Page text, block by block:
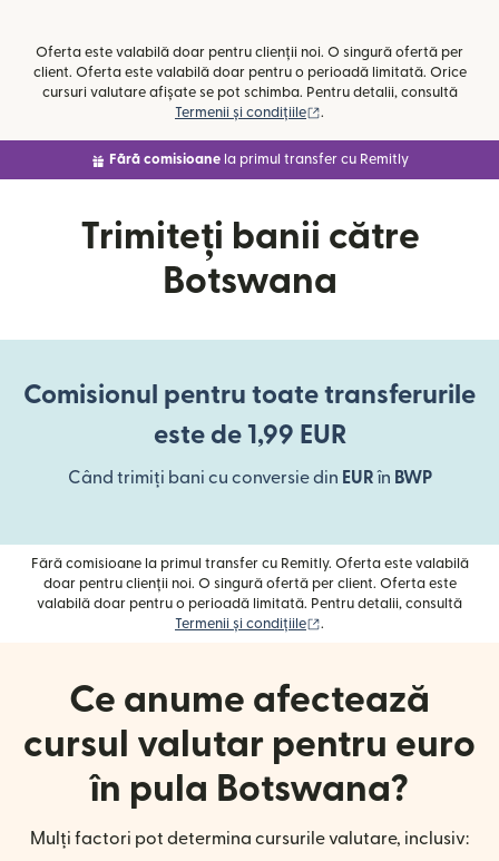
Oferta este valabilă doar pentru clienții noi. O singură ofertă per
client. Oferta este valabilă doar pentru o perioadă limitată. Orice
cursuri valutare afișate se pot schimba. Pentru detalii, consultă
Termenii și condițiile
.
Fără comisioanela primul transfer cu Remitly
Trimiteți banii către
Botswana
Comisionul pentru toate transferurile
este de 1,99 EUR
Când trimiți bani cu conversie din EURîn BWP
Fără comisioane la primul transfer cu Remitly. Oferta este valabilă
doar pentru clienții noi. O singură ofertă per client. Oferta este
valabilă doar pentru o perioadă limitată. Pentru detalii, consultă
Termenii și condițiile
.
Ce anume afectează
cursul valutar pentru euro
în pula Botswana?
Mulți factori pot determina cursurile valutare, inclusiv: